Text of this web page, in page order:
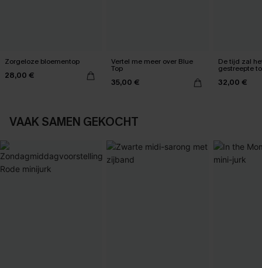
Zorgeloze bloementop
28,00 €
Vertel me meer over Blue
Top
35,00 €
De tijd zal
gestreepte
32,00 €
VAAK SAMEN GEKOCHT